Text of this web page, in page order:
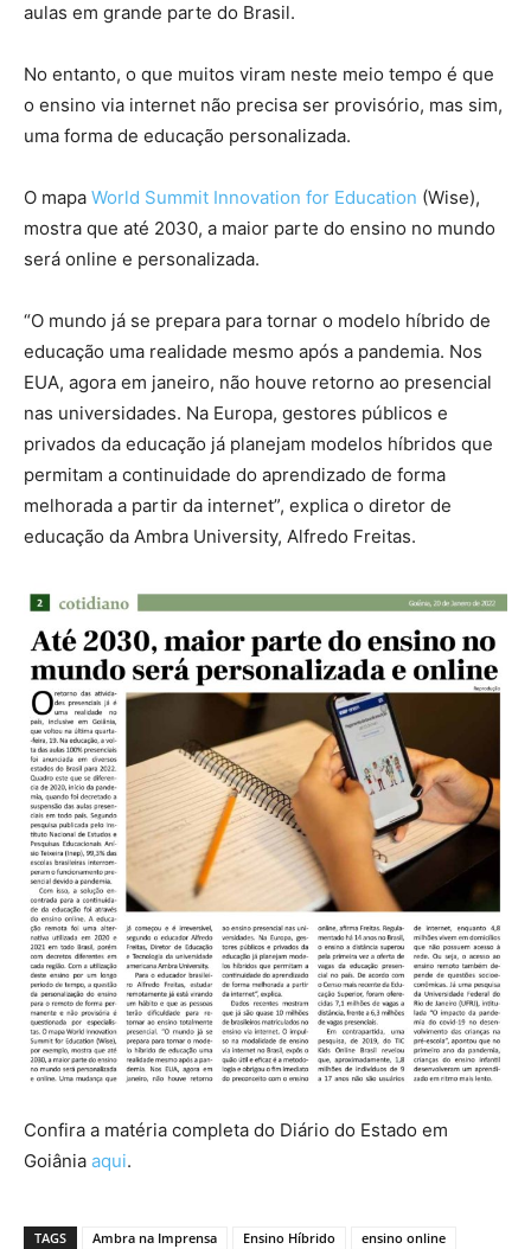
aulas em grande parte do Brasil.
No entanto, o que muitos viram neste meio tempo é que
o ensino via internet não precisa ser provisório, mas sim,
uma forma de educação personalizada.
O mapa World Summit Innovation for Education (Wise),
mostra que até 2030, a maior parte do ensino no mundo
será online e personalizada.
“O mundo já se prepara para tornar o modelo híbrido de
educação uma realidade mesmo após a pandemia. Nos
EUA, agora em janeiro, não houve retorno ao presencial
nas universidades. Na Europa, gestores públicos e
privados da educação já planejam modelos híbridos que
permitam a continuidade do aprendizado de forma
melhorada a partir da internet”, explica o diretor de
educação da Ambra University, Alfredo Freitas.
Confira a matéria completa do Diário do Estado em
Goiânia aqui.
TAGS Ambra na Imprensa Ensino Híbrido ensino online